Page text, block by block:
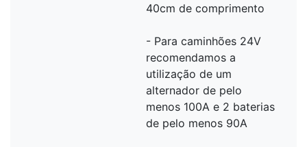
40cm de comprimento
- Para caminhões 24V
recomendamos a
utilização de um
alternador de pelo
menos 100A e 2 baterias
de pelo menos 90A